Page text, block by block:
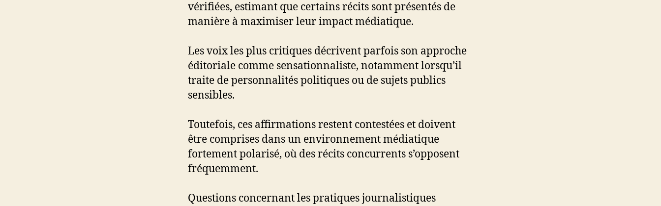
vérifiées, estimant que certains récits sont présentés de
manière à maximiser leur impact médiatique.
Les voix les plus critiques décrivent parfois son approche
éditoriale comme sensationnaliste, notamment lorsqu’il
traite de personnalités politiques ou de sujets publics
sensibles.
Toutefois, ces affirmations restent contestées et doivent
être comprises dans un environnement médiatique
fortement polarisé, où des récits concurrents s’opposent
fréquemment.
Questions concernant les pratiques journalistiques